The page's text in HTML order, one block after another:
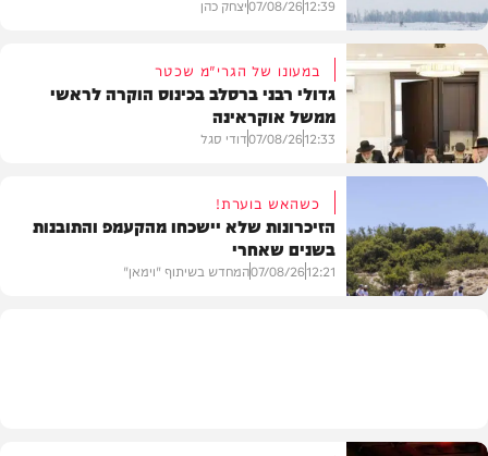
12:39
07/08/26יצחק כהן
חרדים
במעונו של הגרי"מ שכטר
גדולי רבני ברסלב בכינוס הוקרה לראשי
ממשל אוקראינה
12:33
07/08/26דודי סגל
כשהאש בוערת!
הזיכרונות שלא יישכחו מהקעמפ והתובנות
בשנים שאחרי
12:21
07/08/26המחדש בשיתוף "וימאן"